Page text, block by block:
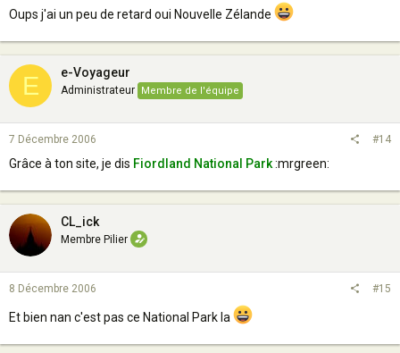
Oups j'ai un peu de retard oui Nouvelle Zélande
E e-Voyageur
Administrateur Membre de l'équipe
7 Décembre 2006 #14
Grâce à ton site, je dis Fiordland National Park:mrgreen:
CL_ick
Membre Pilier
8 Décembre 2006 #15
Et bien nan c'est pas ce National Park la